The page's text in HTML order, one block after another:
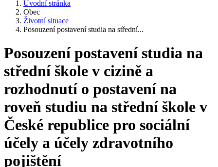
Úvodní stránka
Obec
Životní situace
Posouzení postavení studia na střední...
Posouzení postavení studia na
střední škole v cizině a
rozhodnutí o postavení na
roveň studiu na střední škole v
České republice pro sociální
účely a účely zdravotního
pojištění